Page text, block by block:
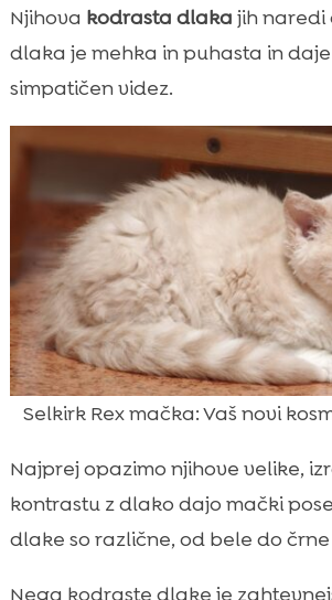
Njihova kodrasta dlaka jih naredi
dlaka je mehka in puhasta in
simpatičen videz.
Selkirk Rex mačka: Vaš novi
Najprej opazimo njihove velike,
kontrastu z dlako dajo mački
dlake so različne, od bele do črne
Nega kodraste dlake je